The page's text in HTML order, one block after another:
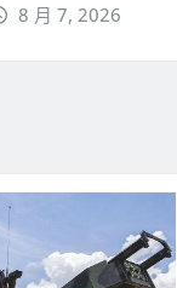
8 月 7, 2026